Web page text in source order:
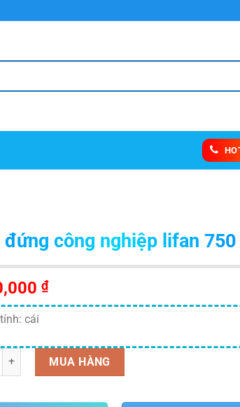
đứng công nghiệp lifan 750
₫
cái
MUA HÀNG